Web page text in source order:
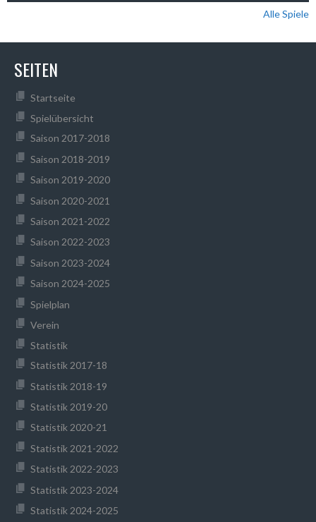
Alle Spiele
SEITEN
Startseite
Spielübersicht
Saison 2017-2018
Saison 2018-2019
Saison 2019-2020
Saison 2020-2021
Saison 2021-2022
Saison 2022-2023
Saison 2023-2024
Saison 2024-2025
Spielplan
Verein
Statistik
Statistik 2017-18
Statistik 2018-19
Statistik 2019-20
Statistik 2020-21
Statistik 2021-2022
Statistik 2022-2023
Statistik 2023-2024
Statistik 2024-2025